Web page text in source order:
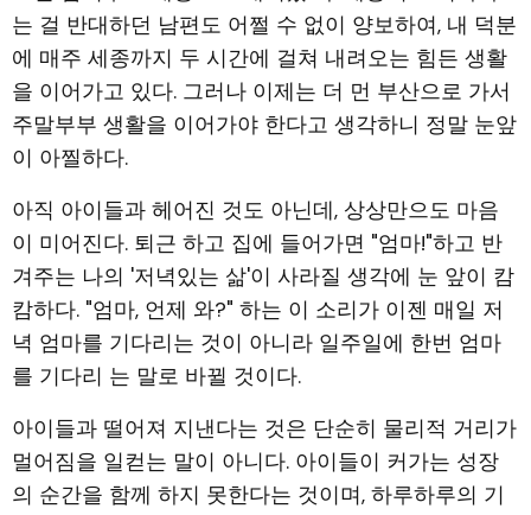
는 걸 반대하던 남편도 어쩔 수 없이 양보하여, 내 덕분
에 매주 세종까지 두 시간에 걸쳐 내려오는 힘든 생활
을 이어가고 있다. 그러나 이제는 더 먼 부산으로 가서
주말부부 생활을 이어가야 한다고 생각하니 정말 눈앞
이 아찔하다.
아직 아이들과 헤어진 것도 아닌데, 상상만으도 마음
이 미어진다. 퇴근 하고 집에 들어가면 "엄마!"하고 반
겨주는 나의 '저녁있는 삶'이 사라질 생각에 눈 앞이 캄
캄하다. "엄마, 언제 와?" 하는 이 소리가 이젠 매일 저
녁 엄마를 기다리는 것이 아니라 일주일에 한번 엄마
를 기다리 는 말로 바뀔 것이다.
아이들과 떨어져 지낸다는 것은 단순히 물리적 거리가
멀어짐을 일컫는 말이 아니다. 아이들이 커가는 성장
의 순간을 함께 하지 못한다는 것이며, 하루하루의 기